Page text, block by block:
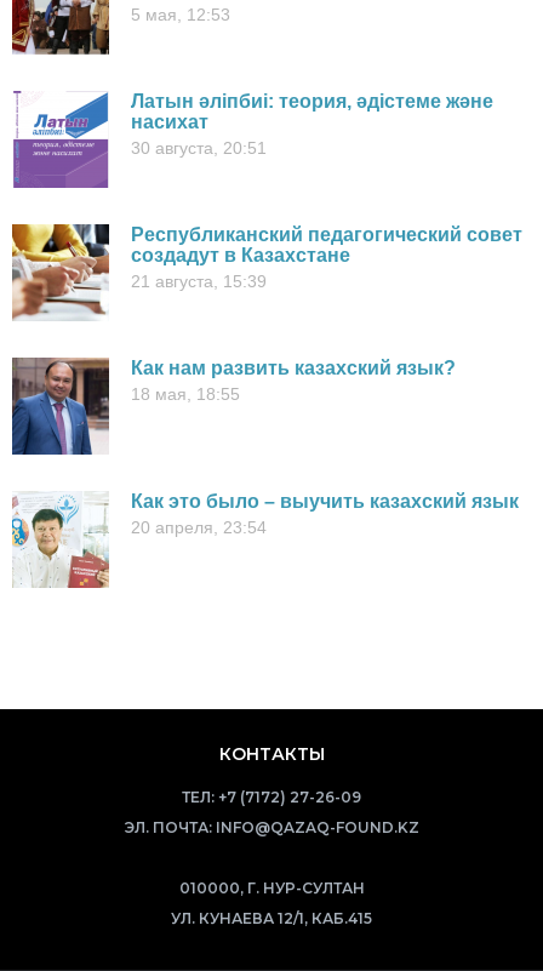
5 мая, 12:53
Латын әліпбиі: теория, әдістеме және
насихат
30 августа, 20:51
Республиканский педагогический совет
создадут в Казахстане
21 августа, 15:39
Как нам развить казахский язык?
18 мая, 18:55
Как это было – выучить казахский язык
20 апреля, 23:54
КОНТАКТЫ
ТЕЛ: +7 (7172) 27-26-09
ЭЛ. ПОЧТА: INFO@QAZAQ-FOUND.KZ
010000, Г. НУР-СУЛТАН
УЛ. КУНАЕВА 12/1, КАБ.415